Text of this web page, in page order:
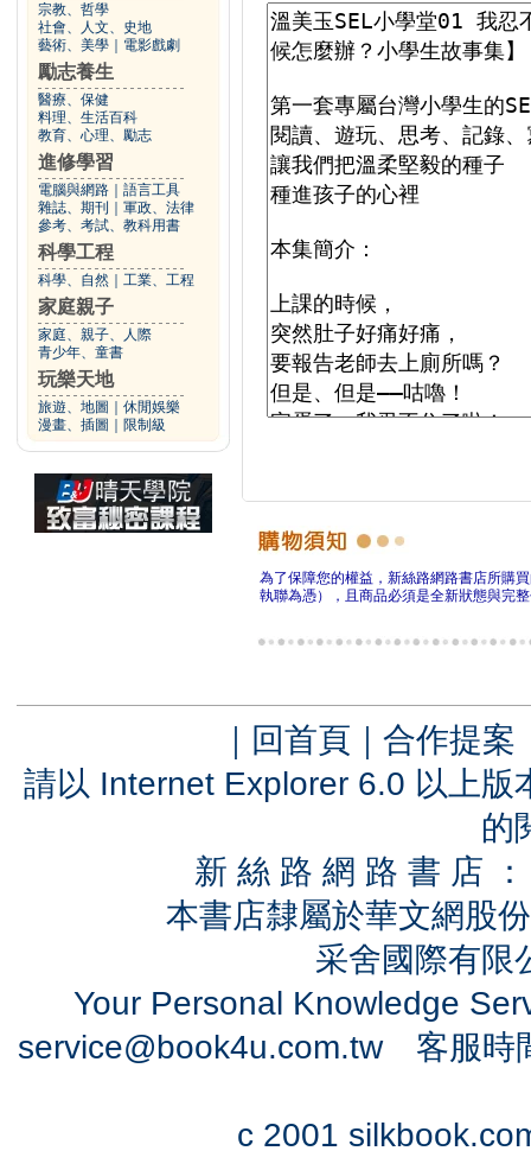
宗教、哲學
社會、人文、史地
藝術、美學
電影戲劇
勵志養生
醫療、保健
料理、生活百科
教育、心理、勵志
進修學習
電腦與網路
語言工具
雜誌、期刊
軍政、法律
參考、考試、教科用書
科學工程
科學、自然 工業、工程
家庭親子
家庭、親子、人際
青少年、童書
玩樂天地
旅遊、地圖
休閒娛樂
漫畫、插圖
限制級
為了保障您的權益，新絲路網路書店所購
執聯為憑），且商品必須是全新狀態與完
｜ 回首頁 ｜ 合作提案
請以 Internet Explorer 6.0 以上
的
新 絲 路 網 路 書 店
本書店隸屬於華文網股
采舍國際有
Your Personal Knowledge
service@book4u.com.tw客服時
c 2001